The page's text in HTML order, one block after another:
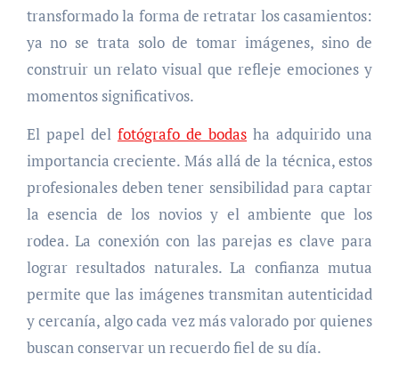
transformado la forma de retratar los casamientos:
ya no se trata solo de tomar imágenes, sino de
construir un relato visual que refleje emociones y
momentos significativos.
El papel del fotógrafo de bodas ha adquirido una
importancia creciente. Más allá de la técnica, estos
profesionales deben tener sensibilidad para captar
la esencia de los novios y el ambiente que los
rodea. La conexión con las parejas es clave para
lograr resultados naturales. La confianza mutua
permite que las imágenes transmitan autenticidad
y cercanía, algo cada vez más valorado por quienes
buscan conservar un recuerdo fiel de su día.